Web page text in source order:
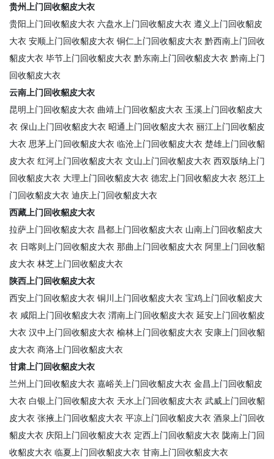
贵州上门回收貂皮大衣
贵阳上门回收貂皮大衣 六盘水上门回收貂皮大衣 遵义上门回收貂皮
大衣 安顺上门回收貂皮大衣 铜仁上门回收貂皮大衣 黔西南上门回收
貂皮大衣 毕节上门回收貂皮大衣 黔东南上门回收貂皮大衣 黔南上门
回收貂皮大衣
云南上门回收貂皮大衣
昆明上门回收貂皮大衣 曲靖上门回收貂皮大衣 玉溪上门回收貂皮大
衣 保山上门回收貂皮大衣 昭通上门回收貂皮大衣 丽江上门回收貂皮
大衣 思茅上门回收貂皮大衣 临沧上门回收貂皮大衣 楚雄上门回收貂
皮大衣 红河上门回收貂皮大衣 文山上门回收貂皮大衣 西双版纳上门
回收貂皮大衣 大理上门回收貂皮大衣 德宏上门回收貂皮大衣 怒江上
门回收貂皮大衣 迪庆上门回收貂皮大衣
西藏上门回收貂皮大衣
拉萨上门回收貂皮大衣 昌都上门回收貂皮大衣 山南上门回收貂皮大
衣 日喀则上门回收貂皮大衣 那曲上门回收貂皮大衣 阿里上门回收貂
皮大衣 林芝上门回收貂皮大衣
陕西上门回收貂皮大衣
西安上门回收貂皮大衣 铜川上门回收貂皮大衣 宝鸡上门回收貂皮大
衣 咸阳上门回收貂皮大衣 渭南上门回收貂皮大衣 延安上门回收貂皮
大衣 汉中上门回收貂皮大衣 榆林上门回收貂皮大衣 安康上门回收貂
皮大衣 商洛上门回收貂皮大衣
甘肃上门回收貂皮大衣
兰州上门回收貂皮大衣 嘉峪关上门回收貂皮大衣 金昌上门回收貂皮
大衣 白银上门回收貂皮大衣 天水上门回收貂皮大衣 武威上门回收貂
皮大衣 张掖上门回收貂皮大衣 平凉上门回收貂皮大衣 酒泉上门回收
貂皮大衣 庆阳上门回收貂皮大衣 定西上门回收貂皮大衣 陇南上门回
收貂皮大衣 临夏上门回收貂皮大衣 甘南上门回收貂皮大衣